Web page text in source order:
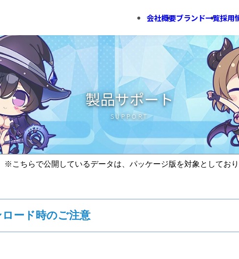
会社概要ブランド一覧採用
製品サポート
SUPPORT
※こちらで公開しているデータは、パッケージ版を対象としてお
ード時のご注意